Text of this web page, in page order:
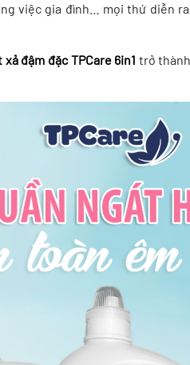
việc gia đình… mọi thứ diễn
đậm đặc TPCare 6in1 trở